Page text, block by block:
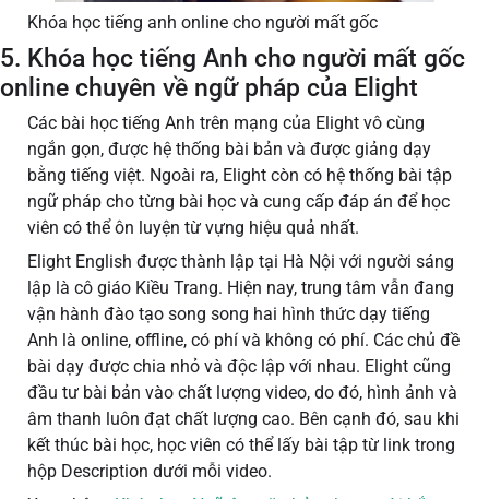
Khóa học tiếng anh online cho người mất gốc
5. Khóa học tiếng Anh cho người mất gốc
online chuyên về ngữ pháp của Elight
Các bài học tiếng Anh trên mạng của Elight vô cùng
ngắn gọn, được hệ thống bài bản và được giảng dạy
bằng tiếng việt. Ngoài ra, Elight còn có hệ thống bài tập
ngữ pháp cho từng bài học và cung cấp đáp án để học
viên có thể ôn luyện từ vựng hiệu quả nhất.
Elight English được thành lập tại Hà Nội với người sáng
lập là cô giáo Kiều Trang. Hiện nay, trung tâm vẫn đang
vận hành đào tạo song song hai hình thức dạy tiếng
Anh là online, offline, có phí và không có phí. Các chủ đề
bài dạy được chia nhỏ và độc lập với nhau. Elight cũng
đầu tư bài bản vào chất lượng video, do đó, hình ảnh và
âm thanh luôn đạt chất lượng cao. Bên cạnh đó, sau khi
kết thúc bài học, học viên có thể lấy bài tập từ link trong
hộp Description dưới mỗi video.